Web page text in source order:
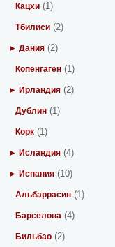
Кацхи (1)
Тбилиси (2)
► Дания (2)
Копенгаген (1)
► Ирландия (2)
Дублин (1)
Корк (1)
► Исландия (4)
► Испания (10)
Альбаррасин (1)
Барселона (4)
Бильбао (2)